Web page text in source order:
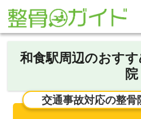
和食駅周辺のおす
院
交通事故対応の整骨